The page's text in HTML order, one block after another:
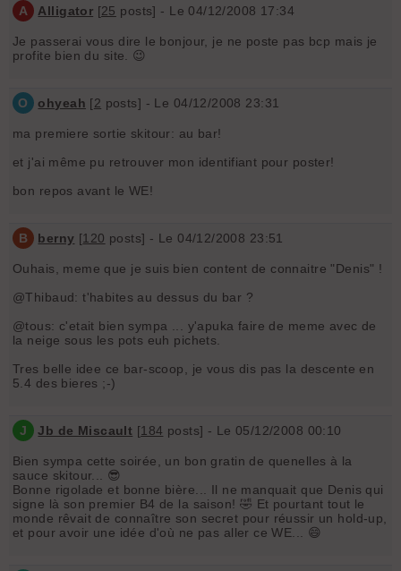
A Alligator [25 posts] - Le 04/12/2008 17:34
Je passerai vous dire le bonjour, je ne poste pas bcp mais je
profite bien du site. 😉
O ohyeah [2 posts] - Le 04/12/2008 23:31
ma premiere sortie skitour: au bar!
et j'ai même pu retrouver mon identifiant pour poster!
bon repos avant le WE!
B berny [120 posts] - Le 04/12/2008 23:51
Ouhais, meme que je suis bien content de connaitre "Denis" !
@Thibaud: t'habites au dessus du bar ?
@tous: c'etait bien sympa ... y'apuka faire de meme avec de
la neige sous les pots euh pichets.
Tres belle idee ce bar-scoop, je vous dis pas la descente en
5.4 des bieres ;-)
J Jb de Miscault [184 posts] - Le 05/12/2008 00:10
Bien sympa cette soirée, un bon gratin de quenelles à la
sauce skitour... 😎
Bonne rigolade et bonne bière... Il ne manquait que Denis qui
signe là son premier B4 de la saison! 🤣 Et pourtant tout le
monde rêvait de connaître son secret pour réussir un hold-up,
et pour avoir une idée d'où ne pas aller ce WE... 😄